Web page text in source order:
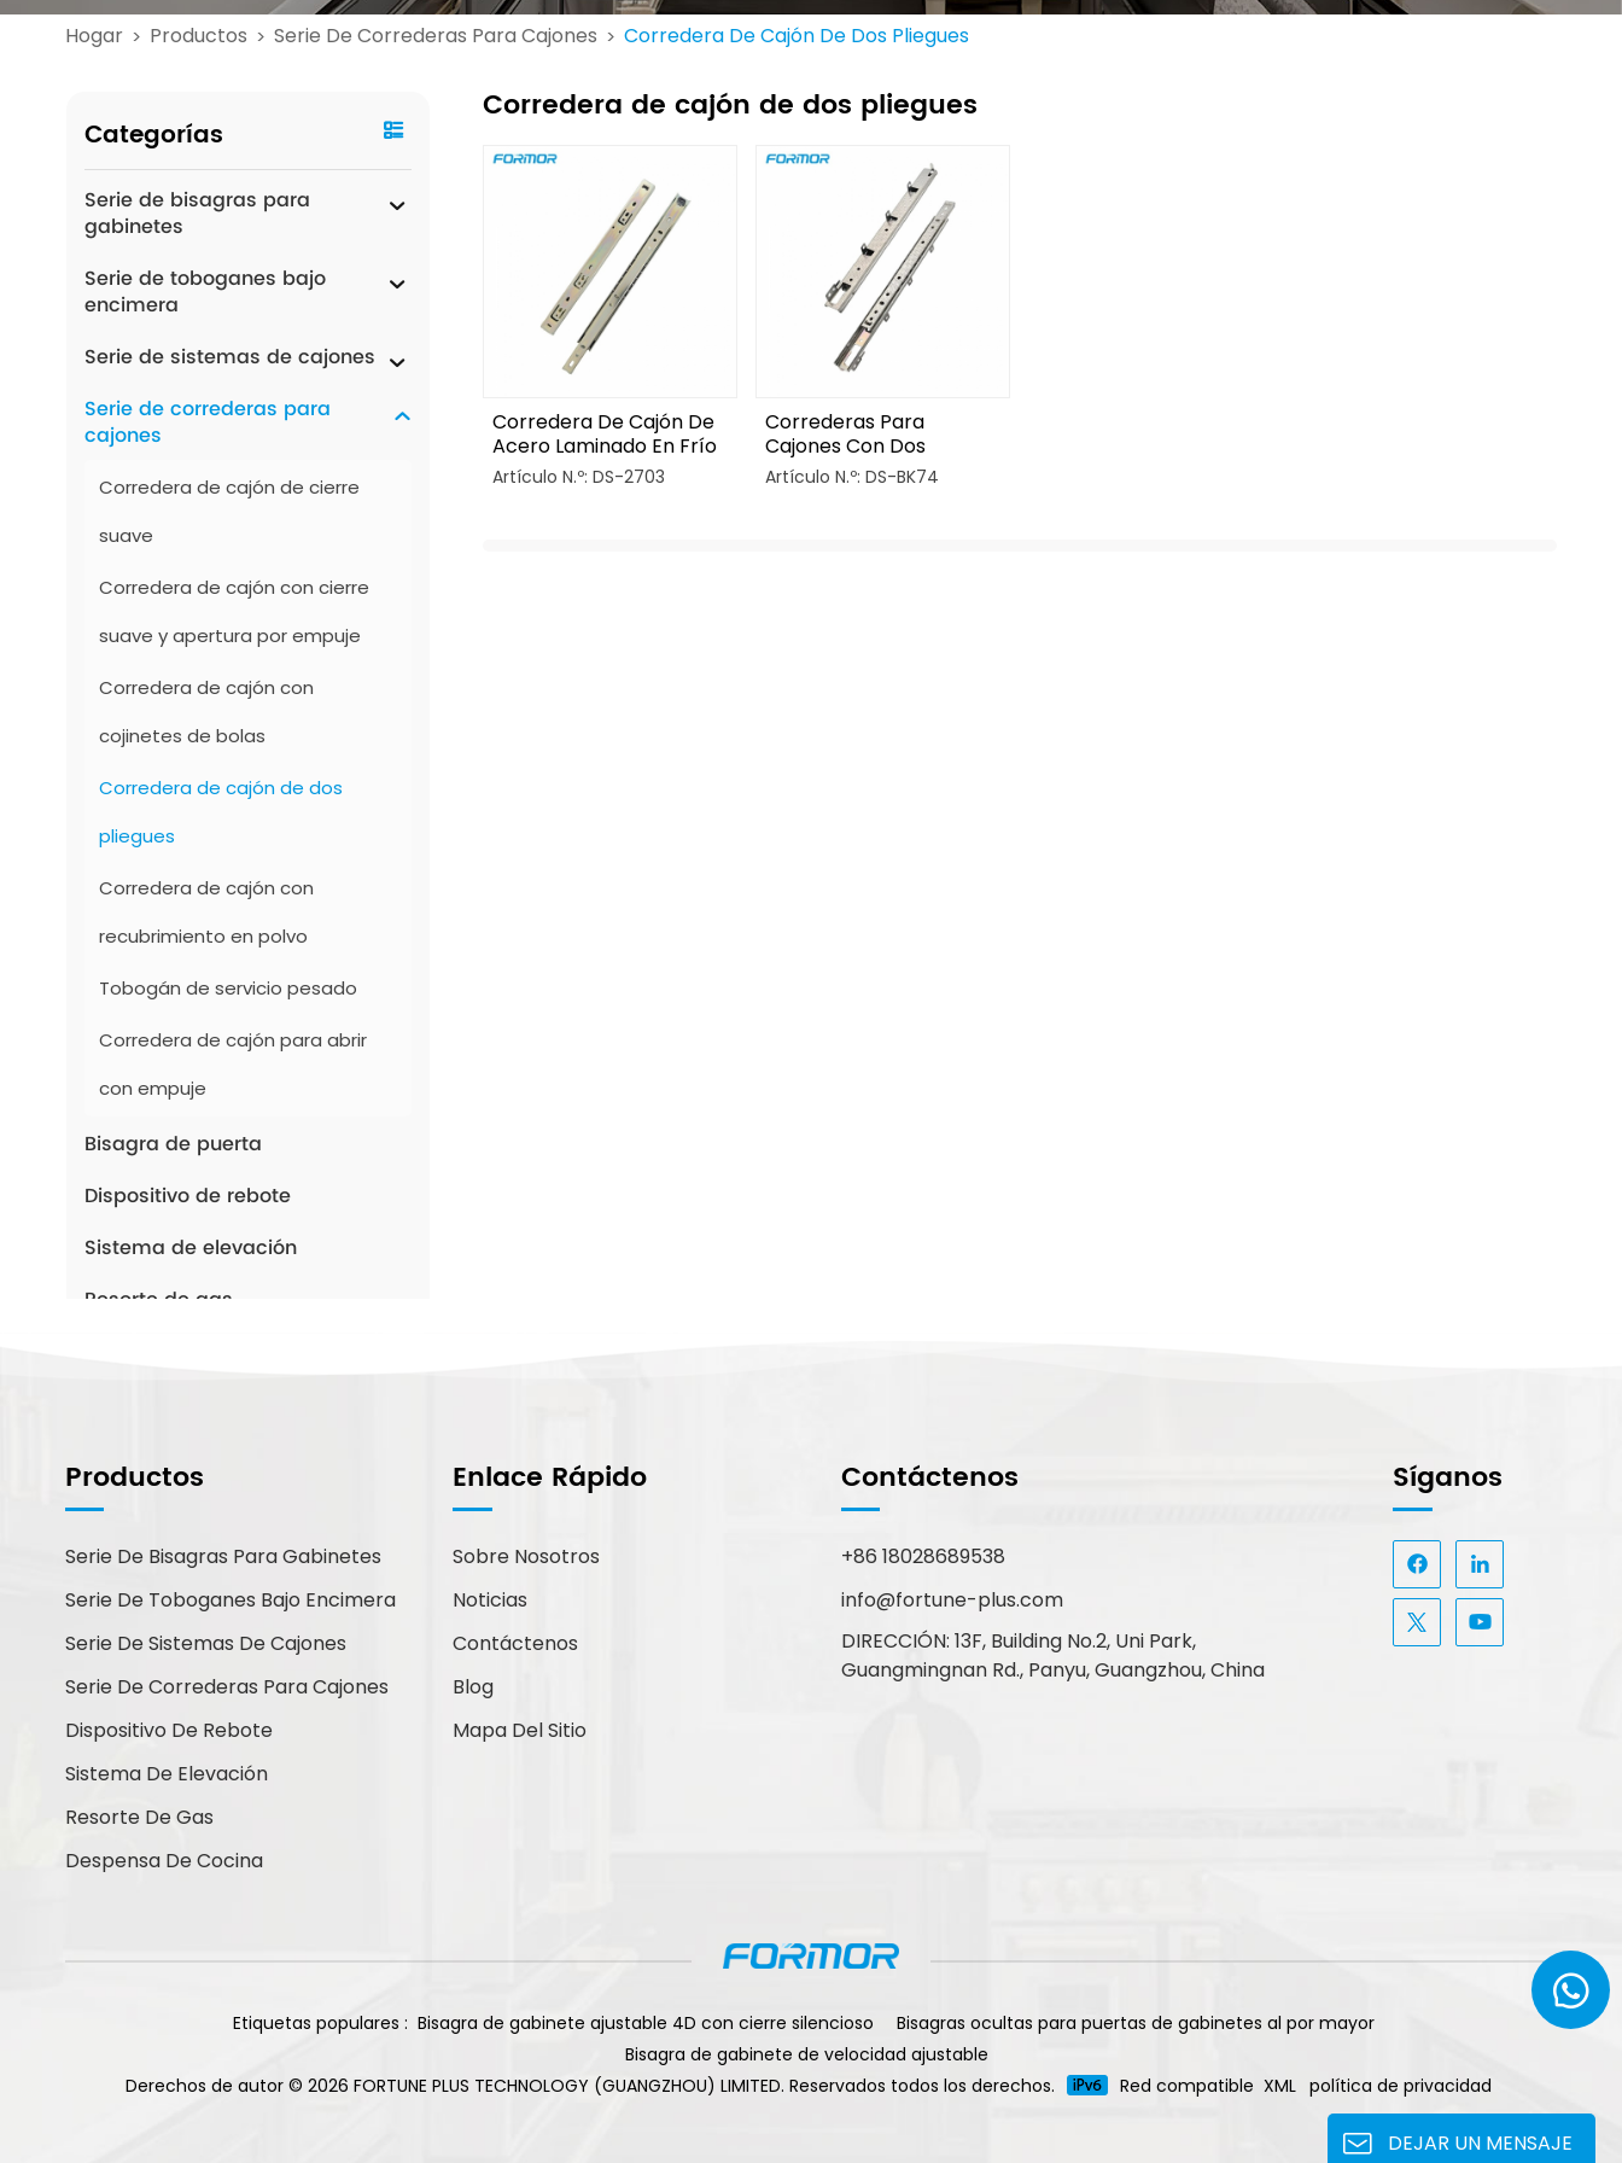
Hogar > Productos > Serie De Correderas Para Cajones > Corredera De Cajón De Dos Pliegues
Categorías
Serie de bisagras para
gabinetes
Serie de toboganes bajo
encimera
Serie de sistemas de cajones
Serie de correderas para
cajones
Corredera de cajón de cierre
suave
Corredera de cajón con cierre
suave y apertura por empuje
Corredera de cajón con
cojinetes de bolas
Corredera de cajón de dos
pliegues
Corredera de cajón con
recubrimiento en polvo
Tobogán de servicio pesado
Corredera de cajón para abrir
con empuje
Bisagra de puerta
Dispositivo de rebote
Sistema de elevación
Resorte de gas
Cerradura de cajón
Accesorios de armario
Pestillo y bisagra cruzada
Cierre de gabinete
Herrajes para puertas
Percha de suspensión para
gabinete
Ayudarte?
Corredera de cajón de dos pliegues
Corredera De Cajón De
Acero Laminado En Frío
De Dos Pliegues De 27
Artículo N.º: DS-2703
Correderas Para
Cajones Con Dos
Compartimentos
Artículo N.º: DS-BK74
Productos
Serie De Bisagras Para Gabinetes
Serie De Toboganes Bajo Encimera
Serie De Sistemas De Cajones
Serie De Correderas Para Cajones
Dispositivo De Rebote
Sistema De Elevación
Resorte De Gas
Despensa De Cocina
Enlace Rápido
Sobre Nosotros
Noticias
Contáctenos
Blog
Mapa Del Sitio
Contáctenos
+86 18028689538
info@fortune-plus.com
DIRECCIÓN: 13F, Building No.2, Uni Park,
Guangmingnan Rd., Panyu, Guangzhou, China
Síganos
Etiquetas populares : Bisagra de gabinete ajustable 4D con cierre silencioso
Bisagras ocultas para puertas de gabinetes al por mayor
Bisagra de gabinete de velocidad ajustable
Derechos de autor © 2026 FORTUNE PLUS TECHNOLOGY (GUANGZHOU) LIMITED. Reservados todos los derechos.
Red compatible XML política de privacidad
DEJAR UN MENSAJE